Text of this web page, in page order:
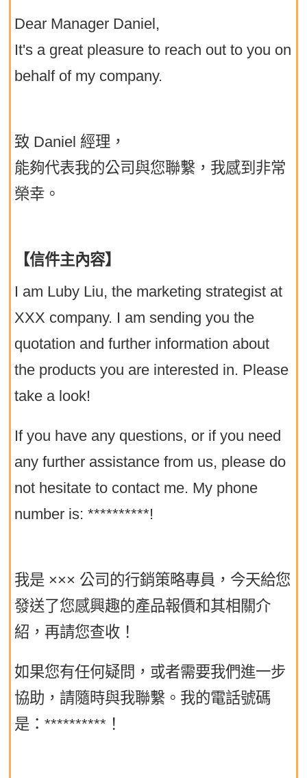
Dear Manager Daniel,
It's a great pleasure to reach out to you on
behalf of my company.
致 Daniel 經理，
能夠代表我的公司與您聯繫，我感到非常
榮幸。
【信件主內容】
I am Luby Liu, the marketing strategist at
XXX company. I am sending you the
quotation and further information about
the products you are interested in. Please
take a look!
If you have any questions, or if you need
any further assistance from us, please do
not hesitate to contact me. My phone
number is: **********!
我是 ××× 公司的行銷策略專員，今天給您
發送了您感興趣的產品報價和其相關介
紹，再請您查收！
如果您有任何疑問，或者需要我們進一步
協助，請隨時與我聯繫。我的電話號碼
是：**********！